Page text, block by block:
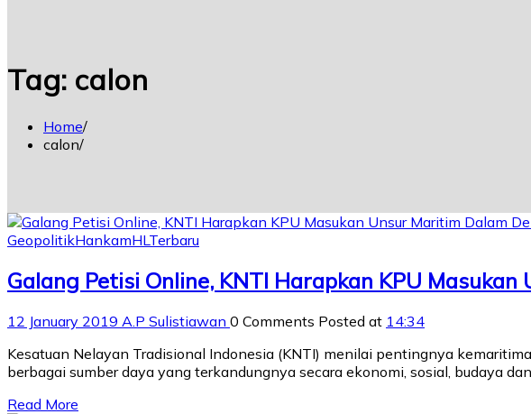
Tag: calon
Home
calon
GeopolitikHankamHL Terbaru
Galang Petisi Online, KNTI Harapkan KPU
12 January 2019 A.P Sulistiawan 0 Comments Posted at 14:34
Kesatuan Nelayan Tradisional Indonesia (KNTI) menilai pentingnya
berbagai sumber daya yang terkandungnya secara ekonomi, sosial, budaya
Read More